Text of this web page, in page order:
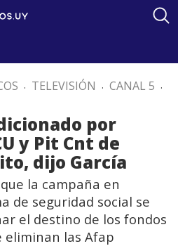
. TELEVISIÓN . CANAL 5 .
por
y Pit Cnt de
dijo García
la campaña en
de seguridad social se
el destino de los fondos
eliminan las Afap